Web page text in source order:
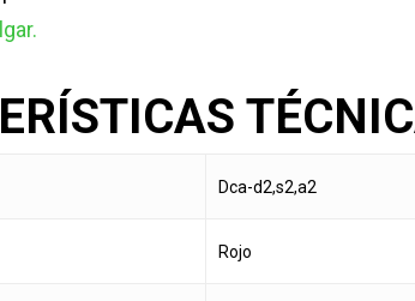
Dca-d2,s2,a2
Rojo